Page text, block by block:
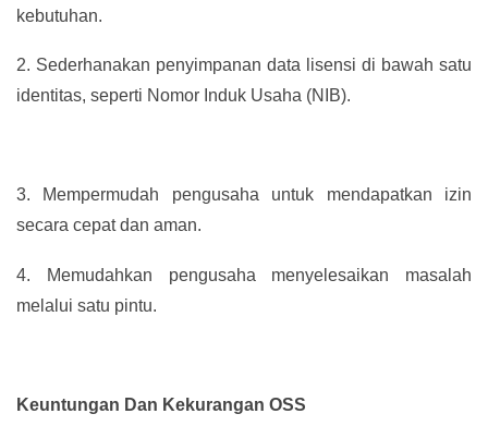
kebutuhan.
2. Sederhanakan penyimpanan data lisensi di bawah satu
identitas, seperti Nomor Induk Usaha (NIB).
3.
Mempermudah pengusaha untuk mendapatkan izin
secara cepat dan aman.
4.
Memudahkan pengusaha menyelesaikan masalah
melalui satu pintu.
Keuntungan Dan Kekurangan OSS